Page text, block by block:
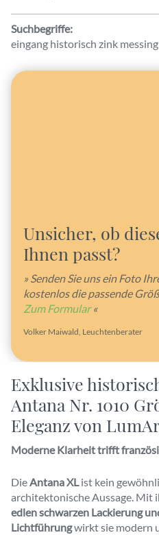
Suchbegriffe:
eingang historisch zink
Unsicher, ob
Ihnen passt?
» Senden Sie uns ein Foto
kostenlos die passende
Zum Formular«
Volker Maiwald, Leuchtenberater
Exklusive
Antana Nr. 1010
Eleganz von
Moderne Klarheit trifft
DieAntana XList kein
architektonische Aussage. Mit
edlen schwarzen Lackierung
Lichtführungwirkt sie modern